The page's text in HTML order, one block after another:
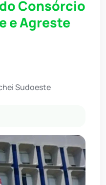
Consórcio
e Agreste
Sudoeste